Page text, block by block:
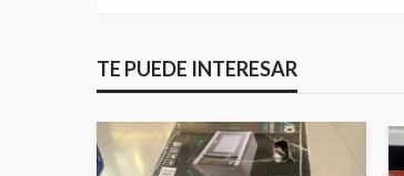
TE PUEDE INTERESAR